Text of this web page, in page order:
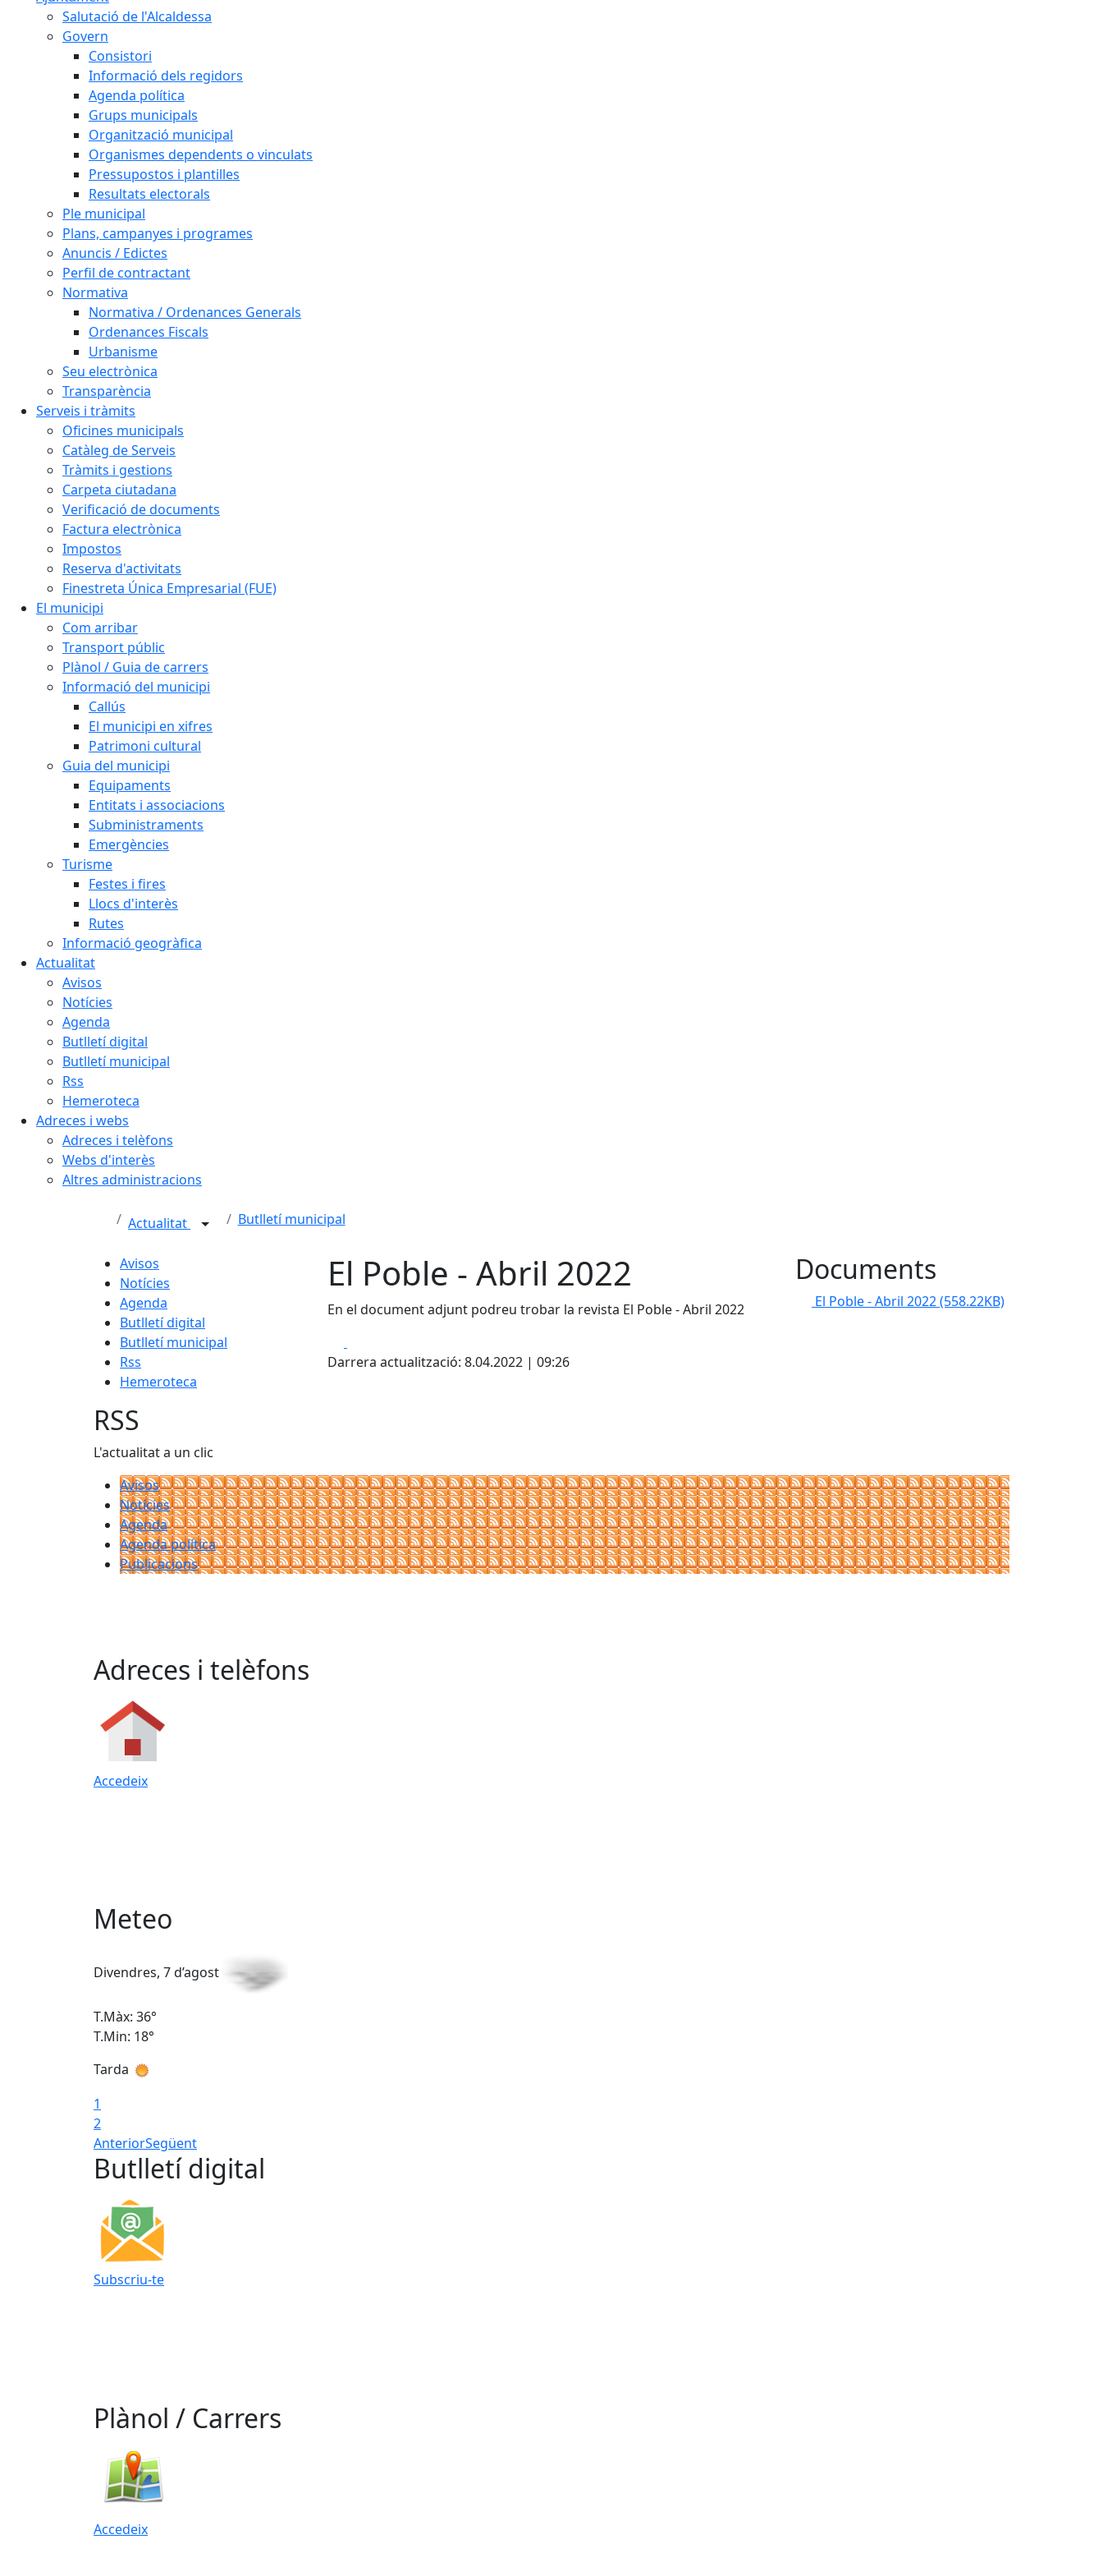
Salutació de l'Alcaldessa
Govern
Consistori
Informació dels regidors
Agenda política
Grups municipals
Organització municipal
Organismes dependents o vinculats
Pressupostos i plantilles
Resultats electorals
Ple municipal
Plans, campanyes i programes
Anuncis / Edictes
Perfil de contractant
Normativa
Normativa / Ordenances Generals
Ordenances Fiscals
Urbanisme
Seu electrònica
Transparència
Serveis i tràmits
Oficines municipals
Catàleg de Serveis
Tràmits i gestions
Carpeta ciutadana
Verificació de documents
Factura electrònica
Impostos
Reserva d'activitats
Finestreta Única Empresarial (FUE)
El municipi
Com arribar
Transport públic
Plànol / Guia de carrers
Informació del municipi
Callús
El municipi en xifres
Patrimoni cultural
Guia del municipi
Equipaments
Entitats i associacions
Subministraments
Emergències
Turisme
Festes i fires
Llocs d'interès
Rutes
Informació geogràfica
Actualitat
Avisos
Notícies
Agenda
Butlletí digital
Butlletí municipal
Rss
Hemeroteca
Adreces i webs
Adreces i telèfons
Webs d'interès
Altres administracions
Actualitat Butlletí municipal
Avisos
Notícies
Agenda
Butlletí digital
Butlletí municipal
Rss
Hemeroteca
El Poble - Abril 2022
En el document adjunt podreu trobar la revista El Poble - Abril 2022
Darrera actualització: 8.04.2022 | 09:26
Documents
El Poble - Abril 2022(558.22KB)
RSS
L'actualitat a un clic
Avisos
Notícies
Agenda
Agenda política
Publicacions
Adreces i telèfons
Accedeix
Meteo
Divendres, 7 d’agost
T.Màx: 36°
T.Min: 18°
Tarda
1
2
AnteriorSegüent
Butlletí digital
Subscriu-te
Plànol / Carrers
Accedeix